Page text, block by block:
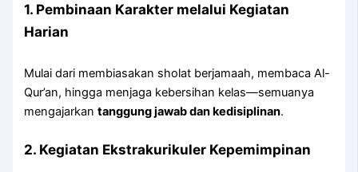
1. Pembinaan Karakter melalui Kegiatan
Harian
Mulai dari membiasakan sholat berjamaah, membaca Al-
Qur’an, hingga menjaga kebersihan kelas—semuanya
mengajarkantanggung jawab dan kedisiplinan.
2. Kegiatan Ekstrakurikuler Kepemimpinan